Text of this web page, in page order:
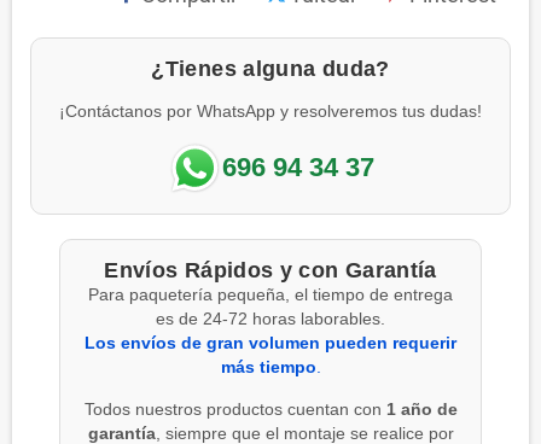
¿Tienes alguna duda?
¡Contáctanos por WhatsApp y resolveremos tus dudas!
696 94 34 37
Envíos Rápidos y con Garantía
Para paquetería pequeña, el tiempo de entrega
es de 24-72 horas laborables.
Los envíos de gran volumen pueden requerir
más tiempo
Todos nuestros productos cuentan con 1 año de
garantía, siempre que el montaje se realice por